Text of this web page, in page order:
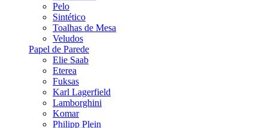
Pelo
Sintético
Toalhas de Mesa
Veludos
Papel de Parede
Elie Saab
Eterea
Fuksas
Karl Lagerfield
Lamborghini
Komar
Philipp Plein